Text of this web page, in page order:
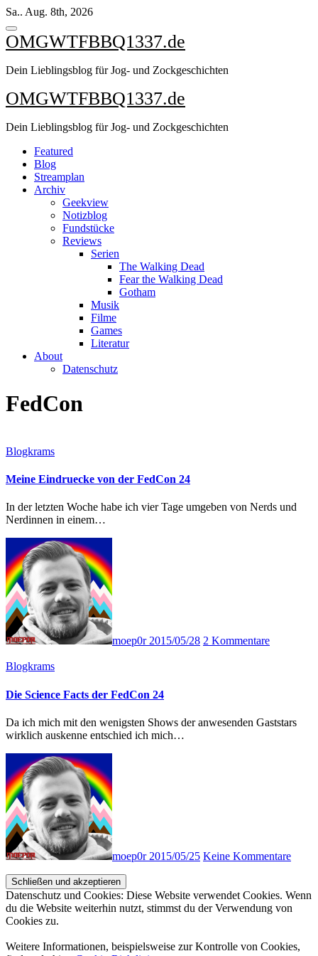
Zum
Inhalt
springen
Sa.. Aug. 8th, 2026
OMGWTFBBQ1337.de
Dein Lieblingsblog für Jog- und Zockgeschichten
OMGWTFBBQ1337.de
Dein Lieblingsblog für Jog- und Zockgeschichten
Featured
Blog
Streamplan
Archiv
Geekview
Notizblog
Fundstücke
Reviews
Serien
The Walking Dead
Fear the Walking Dead
Gotham
Musik
Filme
Games
Literatur
About
Datenschutz
FedCon
Blogkrams
Meine Eindruecke von der FedCon 24
In der letzten Woche habe ich vier Tage umgeben von Nerds und
Nerdinnen in einem…
moep0r2015/05/28 2 Kommentare
Blogkrams
Die Science Facts der FedCon 24
Da ich mich mit den wenigsten Shows der anwesenden Gaststars
wirklich auskenne entschied ich mich…
moep0r 2015/05/25 Keine Kommentare
Datenschutz und Cookies: Diese Website verwendet Cookies. Wenn
du die Website weiterhin nutzt, stimmst du der Verwendung von
Cookies zu.
Weitere Informationen, beispielsweise zur Kontrolle von Cookies,